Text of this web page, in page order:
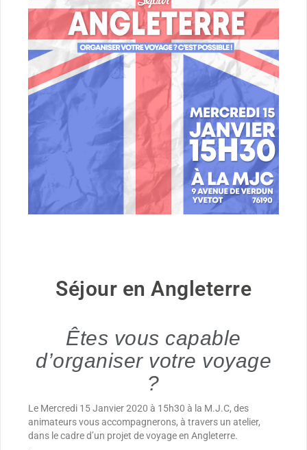
Séjour en Angleterre
Êtes vous capable
d’organiser votre voyage
?
Le Mercredi 15 Janvier 2020 à 15h30 à la M.J.C, des
animateurs vous accompagnerons, à travers un atelier,
dans le cadre d’un projet de voyage en Angleterre.